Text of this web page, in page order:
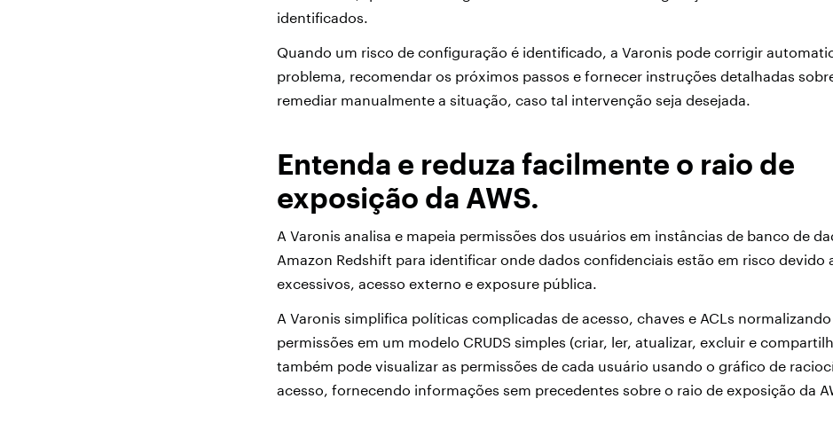
identificados.
Quando um risco de configuração é identificado, a Varonis pode corrigir
problema, recomendar os próximos passos e fornecer instruções detalhadas
remediar manualmente a situação, caso tal intervenção seja desejada.
Entenda e reduza facilmente o raio de
exposição da AWS.
A Varonis analisa e mapeia permissões dos usuários em instâncias de banco de
Amazon Redshift para identificar onde dados confidenciais estão em risco devido
excessivos, acesso externo e exposure pública.
A Varonis simplifica políticas complicadas de acesso, chaves e ACLs normalizando
permissões em um modelo CRUDS simples (criar, ler, atualizar, excluir e
também pode visualizar as permissões de cada usuário usando o gráfico de
acesso, fornecendo informações sem precedentes sobre o raio de exposição da